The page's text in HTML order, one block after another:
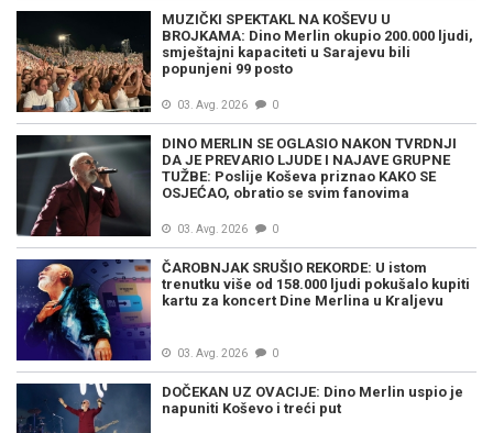
MUZIČKI SPEKTAKL NA KOŠEVU U
BROJKAMA: Dino Merlin okupio 200.000 ljudi,
smještajni kapaciteti u Sarajevu bili
popunjeni 99 posto
03. Avg. 2026 0
DINO MERLIN SE OGLASIO NAKON TVRDNJI
DA JE PREVARIO LJUDE I NAJAVE GRUPNE
TUŽBE: Poslije Koševa priznao KAKO SE
OSJEĆAO, obratio se svim fanovima
03. Avg. 2026 0
ČAROBNJAK SRUŠIO REKORDE: U istom
trenutku više od 158.000 ljudi pokušalo kupiti
kartu za koncert Dine Merlina u Kraljevu
03. Avg. 2026 0
DOČEKAN UZ OVACIJE: Dino Merlin uspio je
napuniti Koševo i treći put